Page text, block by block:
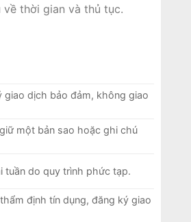
về thời gian và thủ tục.
giao dịch bảo đảm, không giao
một bản sao hoặc ghi chú
tuần do quy trình phức tạp.
định tín dụng, đăng ký giao